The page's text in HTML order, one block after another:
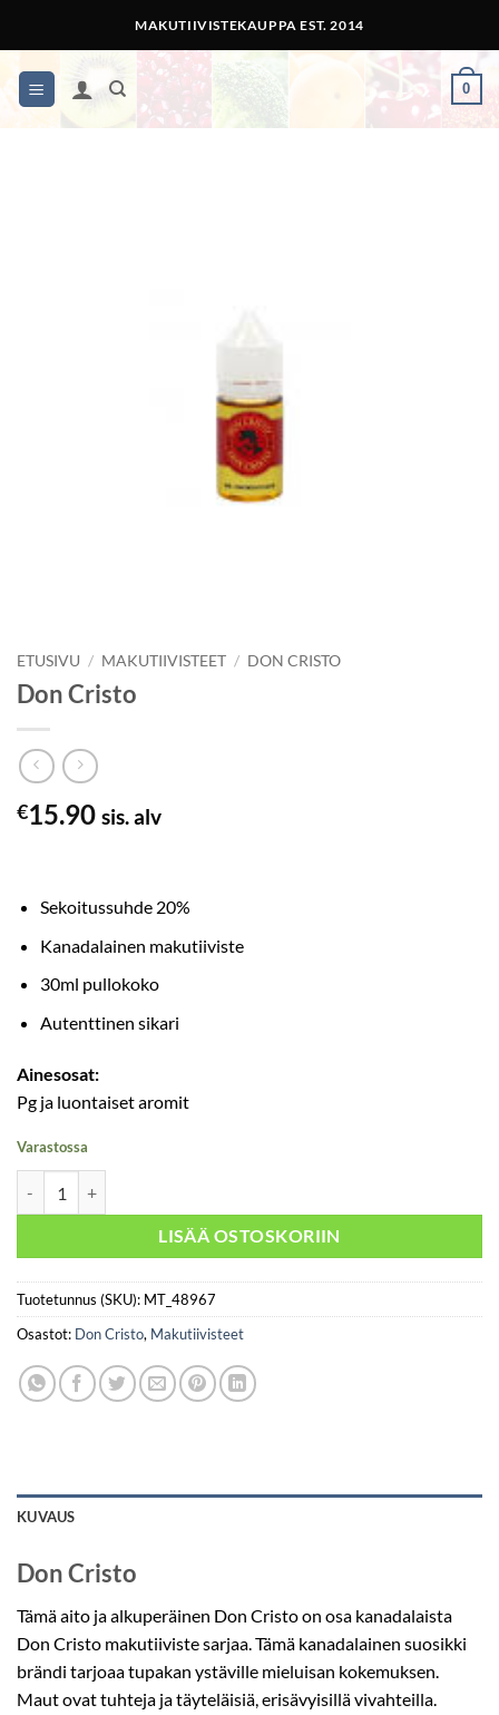
content
MAKUTIIVISTEKAUPPA EST. 2014
0
ETUSIVU / MAKUTIIVISTEET / DON CRISTO
Don Cristo
€15.90 sis. alv
Sekoitussuhde 20%
Kanadalainen makutiiviste
30ml pullokoko
Autenttinen sikari
Ainesosat:
Pg ja luontaiset aromit
Varastossa
LISÄÄ OSTOSKORIIN
Tuotetunnus (SKU): MT_48967
Osastot: Don Cristo, Makutiivisteet
KUVAUS
Don Cristo
Tämä aito ja alkuperäinen Don Cristo on osa kanadalaista
Don Cristo makutiiviste sarjaa. Tämä kanadalainen suosikki
brändi tarjoaa tupakan ystäville mieluisan kokemuksen.
Maut ovat tuhteja ja täyteläisiä, erisävyisillä vivahteilla.